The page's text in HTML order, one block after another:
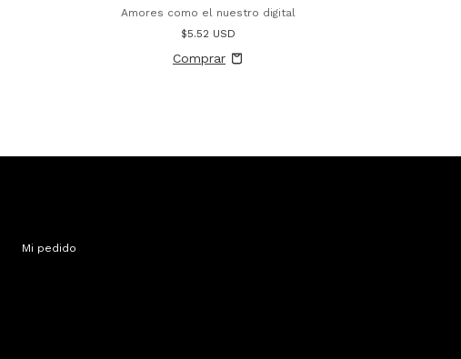
Amores como el nuestro digital
$5.52 USD
Mi pedido